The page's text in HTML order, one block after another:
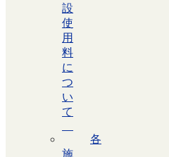
設
使
用
料
に
つ
い
て
各
施